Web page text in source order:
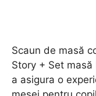
Scaun de masă
Story + Set
a asigura o